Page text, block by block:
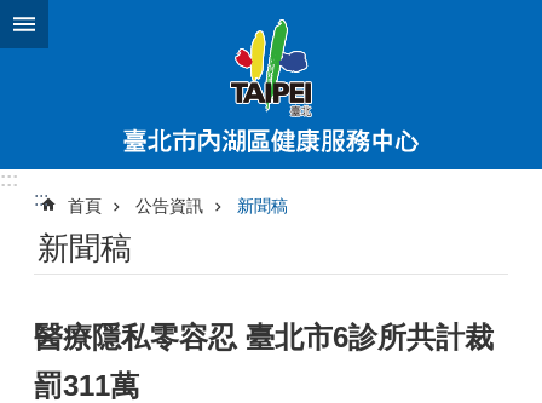
跳到主要內容區塊
:::
:::
首頁 公告資訊 新聞稿
新聞稿
醫療隱私零容忍 臺北市6診所共計裁
罰311萬